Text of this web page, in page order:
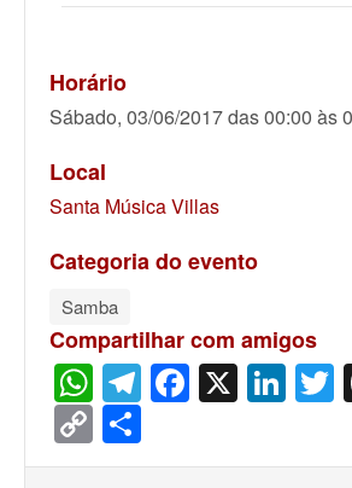
Horário
Sábado, 03/06/2017 das 00:00 às
Local
Santa Música Villas
Categoria do evento
Samba
Compartilhar com amigos
WhatsApp
Telegram
X
Copy
Link